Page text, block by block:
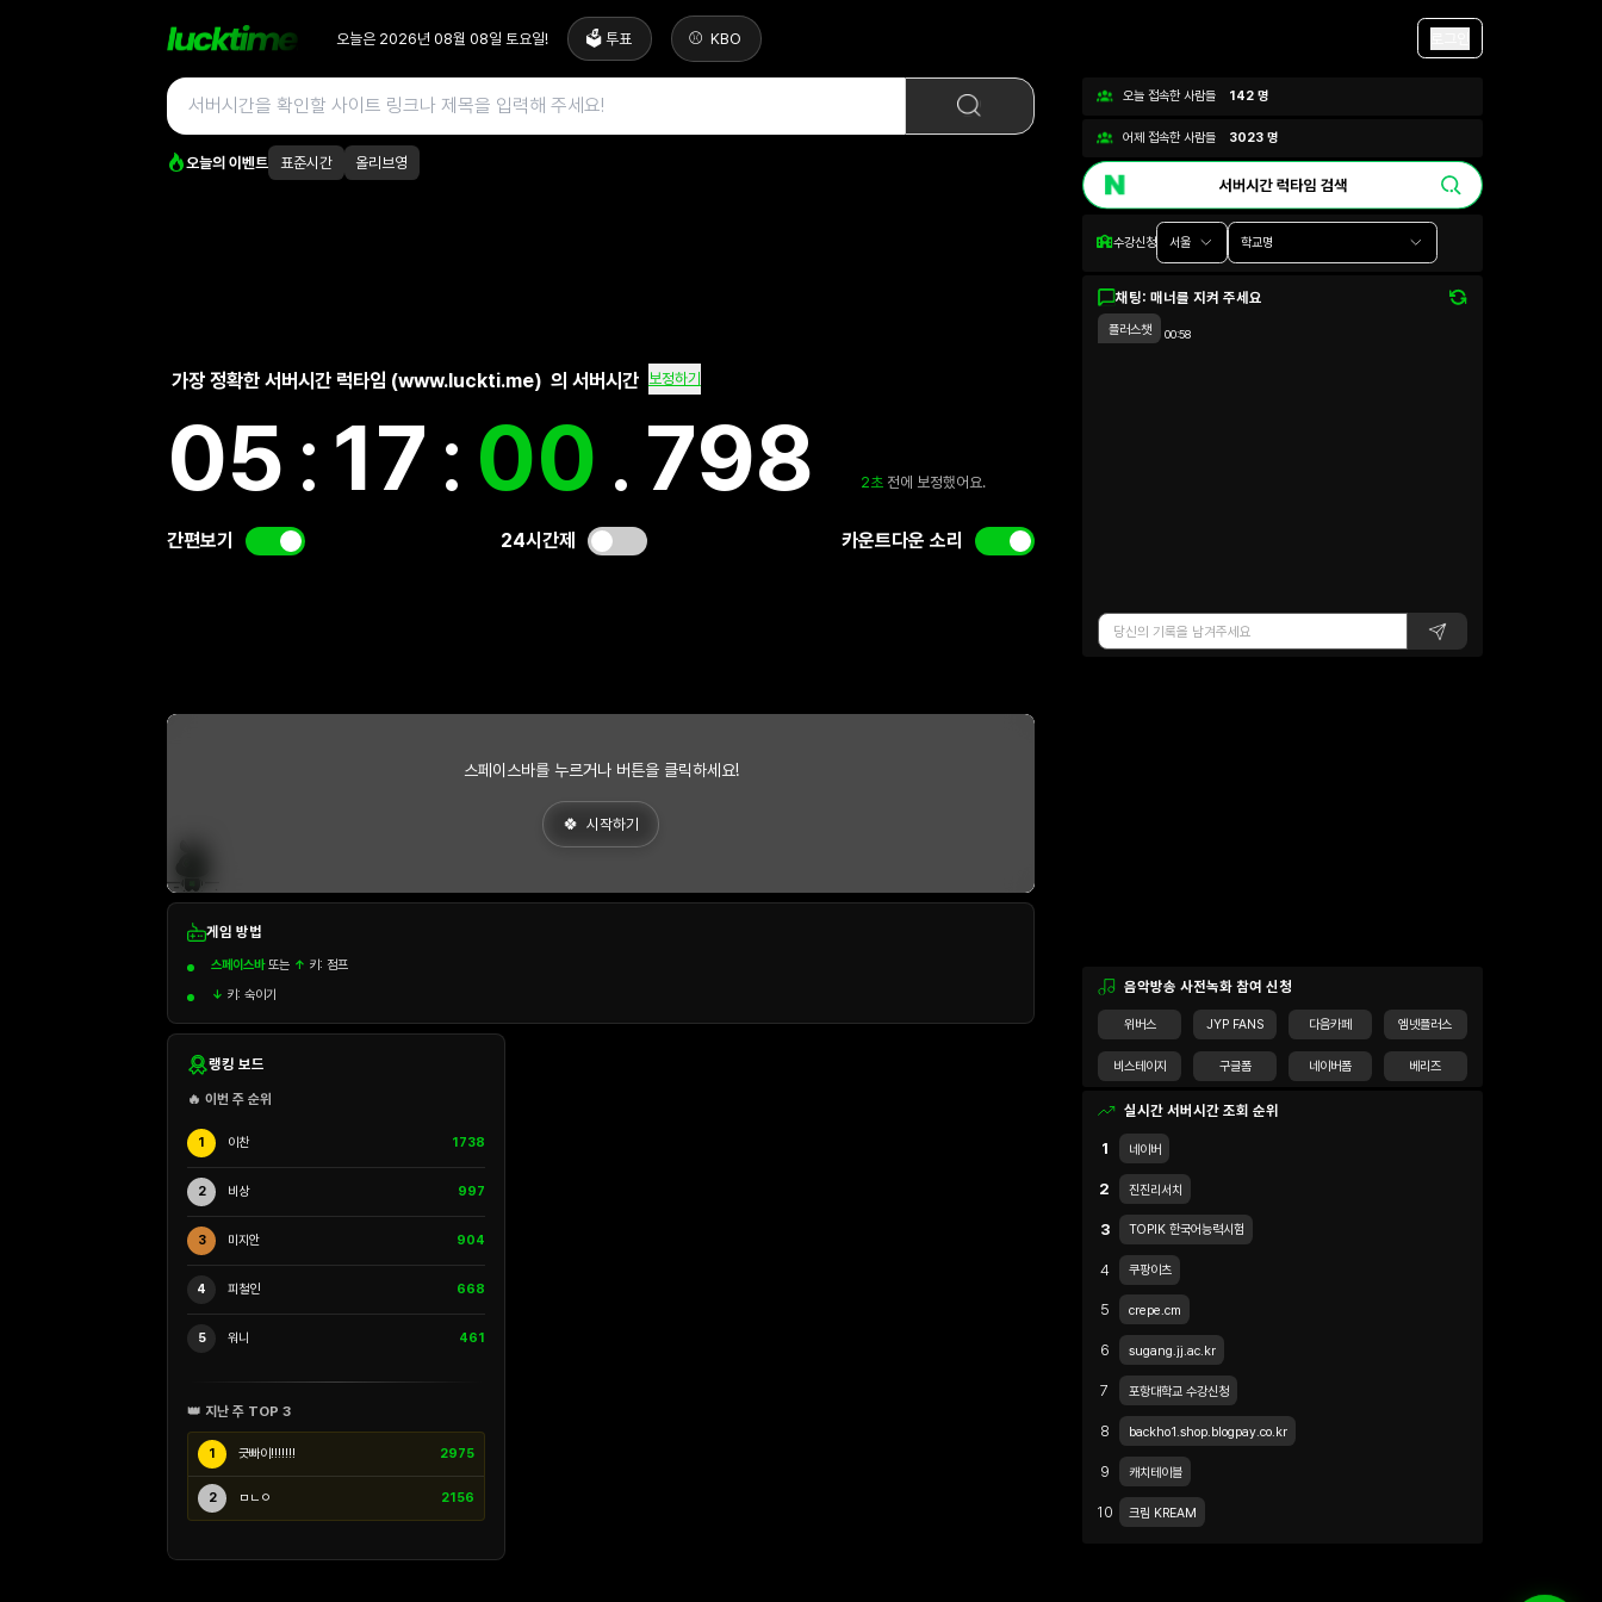
오늘은 2026년 08월 08일 토요일! 🗳️ 투표 KBO
오늘의 이벤트 표준시간 올리브영
가장 정확한 서버시간 럭타임 (www.luckti.me) 의 서버시간 보정하기
05:17: 01. 221 2초 전에 보정했어요.
간편보기 24시간제 카운트다운 소리
스페이스바를 누르거나 버튼을 클릭하세요!
시작하기
게임 방법
스페이스바또는 ↑ 키: 점프
↓ 키: 숙이기
랭킹 보드
🔥 이번 주 순위
1 이찬 1738
2 비상 997
3 미지안 904
4 피철인 668
5 워니 461
👑 지난 주 TOP 3
1 긋빠이!!!!!!! 2975
2 ㅁㄴㅇ 2156
오늘 접속한 사람들 142명
어제 접속한 사람들 3023명
수강신청 서울 학교명
채팅: 매너를 지켜 주세요
플러스챗 00:58
음악방송 사전녹화 참여 신청
위버스 JYP FANS 다음카페 엠넷플러스
비스테이지 구글폼 네이버폼 베리즈
실시간 서버시간 조회 순위
1 네이버
2 진진리서치
3 TOPIK 한국어능력시험
4 쿠팡이츠
5 crepe.cm
6 sugang.jj.ac.kr
7 포항대학교 수강신청
8 backho1.shop.blogpay.co.kr
9 캐치테이블
10 크림 KREAM